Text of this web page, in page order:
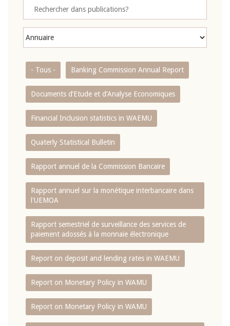
- Tous - Banking Commission Annual Report
Documents d’Etude et d’Analyse Economiques
Financial Inclusion statistics in WAEMU
Quaterly Statistical Bulletin
Rapport annuel de la Commission Bancaire
Rapport annuel sur la monétique interbancaire dans
l'UEMOA
Rapport semestriel de surveillance des services de
paiement adossés à la monnaie électronique
Report on deposit and lending rates in WAEMU
Report on Monetary Policy in WAMU
Report on Monetary Policy in WAMU